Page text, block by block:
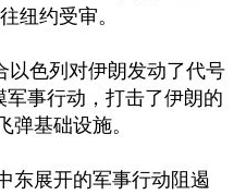
纽约受审。
以色列对伊朗发动了代号
军事行动，打击了伊朗的
弹基础设施。
东展开的军事行动阻遏